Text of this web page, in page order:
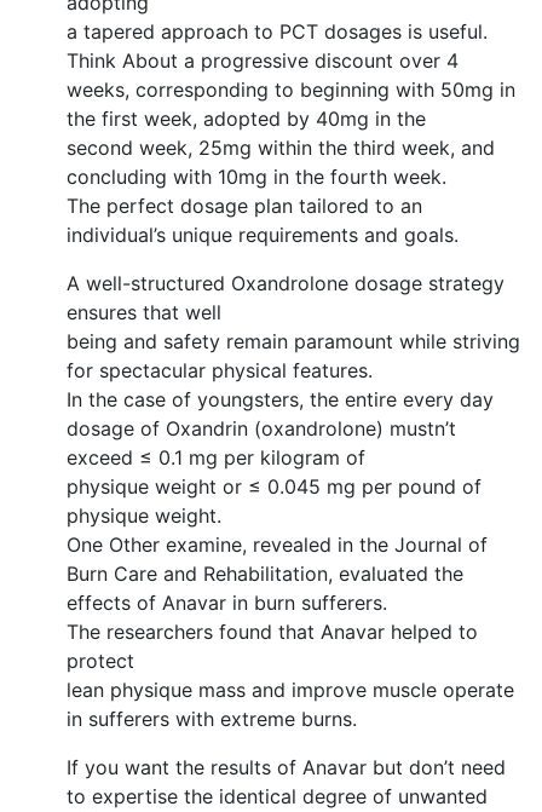
a tapered approach to PCT dosages is useful.
Think About a progressive discount over 4
weeks, corresponding to beginning with 50mg in
the first week, adopted by 40mg in the
second week, 25mg within the third week, and
concluding with 10mg in the fourth week.
The perfect dosage plan tailored to an
individual’s unique requirements and goals.
A well-structured Oxandrolone dosage strategy
ensures that well
being and safety remain paramount while striving
for spectacular physical features.
In the case of youngsters, the entire every day
dosage of Oxandrin (oxandrolone) mustn’t
exceed ≤ 0.1 mg per kilogram of
physique weight or ≤ 0.045 mg per pound of
physique weight.
One Other examine, revealed in the Journal of
Burn Care and Rehabilitation, evaluated the
effects of Anavar in burn sufferers.
The researchers found that Anavar helped to
protect
lean physique mass and improve muscle operate
in sufferers with extreme burns.
If you want the results of Anavar but don’t need
to expertise the identical degree of unwanted